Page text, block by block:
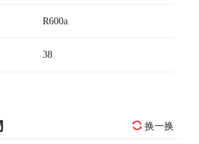
R600a
38
换一换